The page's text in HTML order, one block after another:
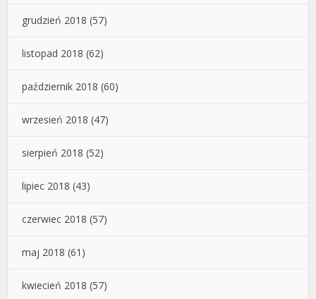
grudzień 2018 (57)
listopad 2018 (62)
październik 2018 (60)
wrzesień 2018 (47)
sierpień 2018 (52)
lipiec 2018 (43)
czerwiec 2018 (57)
maj 2018 (61)
kwiecień 2018 (57)